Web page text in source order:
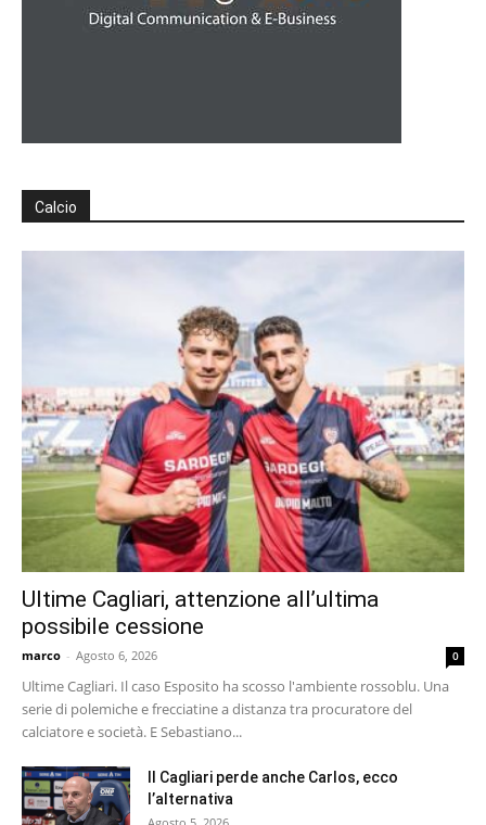
Calcio
Ultime Cagliari, attenzione all’ultima
possibile cessione
marco - Agosto 6, 2026 0
Ultime Cagliari. Il caso Esposito ha scosso l'ambiente rossoblu. Una
serie di polemiche e frecciatine a distanza tra procuratore del
calciatore e società. E Sebastiano...
Il Cagliari perde anche Carlos, ecco
l’alternativa